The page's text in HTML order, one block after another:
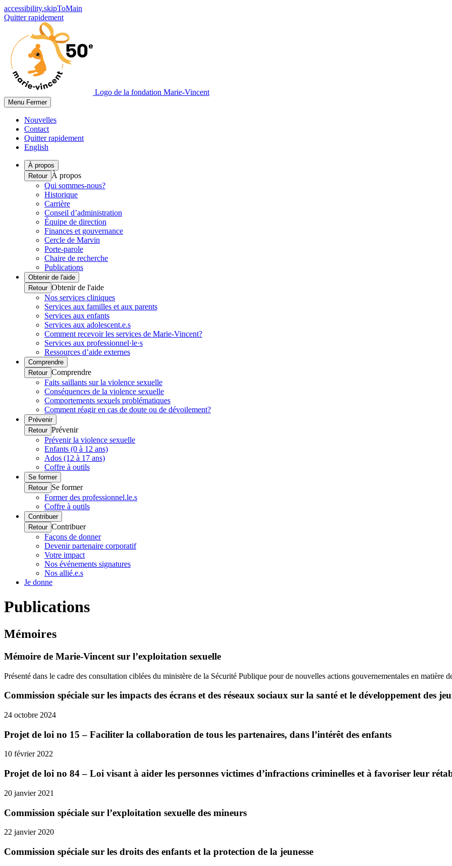
accessibility.skipToMain
Quitter rapidement
Logo de la fondation Marie-Vincent
Menu Fermer
Nouvelles
Contact
Quitter rapidement
English
À propos
Retour À propos
Qui sommes-nous?
Historique
Carrière
Conseil d’administration
Équipe de direction
Finances et gouvernance
Cercle de Marvin
Porte-parole
Chaire de recherche
Publications
Obtenir de l'aide
Retour Obtenir de l'aide
Nos services cliniques
Services aux familles et aux parents
Services aux enfants
Services aux adolescent.e.s
Comment recevoir les services de Marie-Vincent?
Services aux professionnel·le·s
Ressources d’aide externes
Comprendre
Retour Comprendre
Faits saillants sur la violence sexuelle
Conséquences de la violence sexuelle
Comportements sexuels problématiques
Comment réagir en cas de doute ou de dévoilement?
Prévenir
Retour Prévenir
Prévenir la violence sexuelle
Enfants (0 à 12 ans)
Ados (12 à 17 ans)
Coffre à outils
Se former
Retour Se former
Former des professionnel.le.s
Coffre à outils
Contribuer
Retour Contribuer
Façons de donner
Devenir partenaire corporatif
Votre impact
Nos événements signatures
Nos allié.e.s
Je donne
Publications
Mémoires
Mémoire de Marie-Vincent sur l’exploitation sexuelle
Présenté dans le cadre des consultation ciblées du ministère de la Sécurité Publique pour de nouvelles actions gouvernementales en matière
Commission spéciale sur les impacts des écrans et des réseaux sociaux sur la santé et le développement des
24 octobre 2024
Projet de loi no 15 – Faciliter la collaboration de tous les partenaires, dans l’intérêt des enfants
10 février 2022
Projet de loi no 84 – Loi visant à aider les personnes victimes d’infractions criminelles et à favoriser leur
20 janvier 2021
Commission spéciale sur l’exploitation sexuelle des mineurs
22 janvier 2020
Commission spéciale sur les droits des enfants et la protection de la jeunesse